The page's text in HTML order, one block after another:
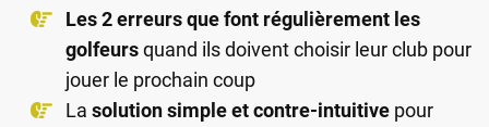
Les 2 erreurs que font régulièrement les
golfeursquand ils doivent choisir leur club pour
jouer le prochain coup
La solution simple et contre-intuitive pour